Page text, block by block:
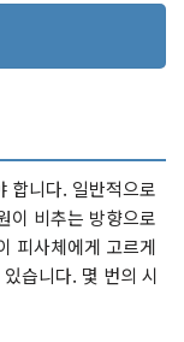
합니다. 일반적으로
이 비추는 방향으로
피사체에게 고르게
습니다. 몇 번의 시